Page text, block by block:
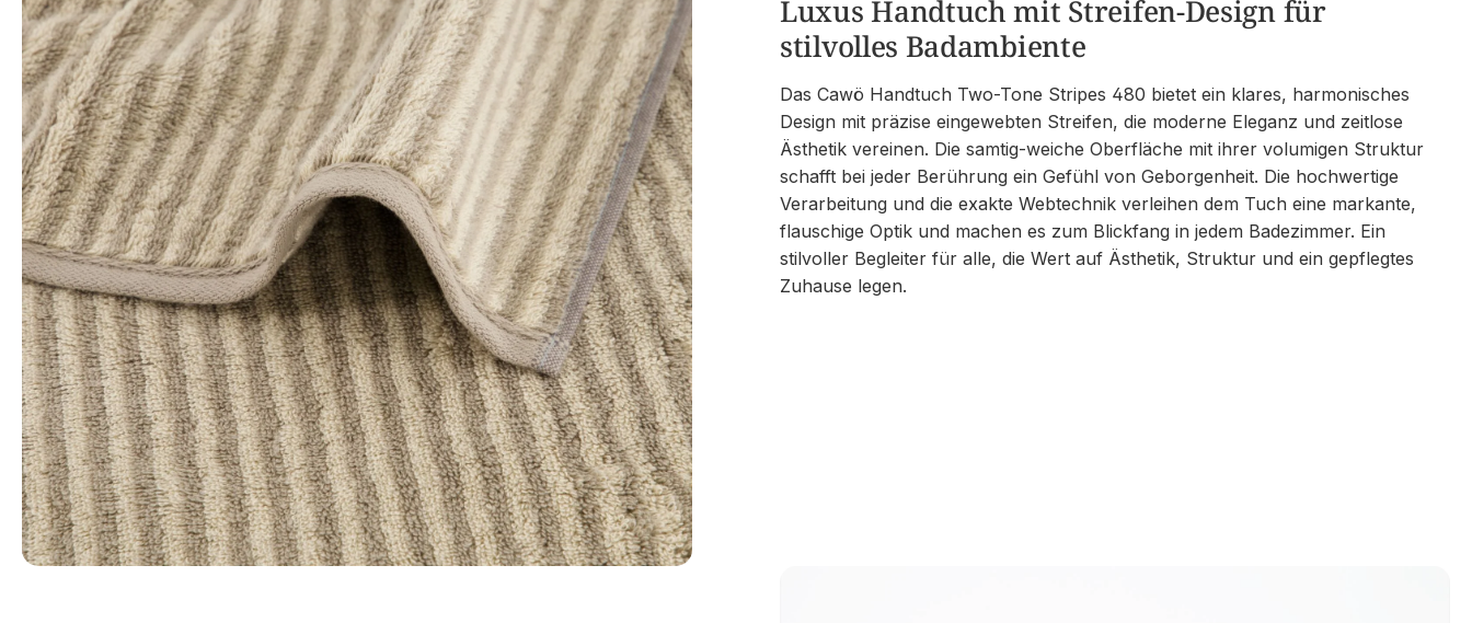
Luxus Handtuch mit Streifen-Design für
stilvolles Badambiente
Das Cawö Handtuch Two-Tone Stripes 480 bietet ein klares, harmonisches
Design mit präzise eingewebten Streifen, die moderne Eleganz und zeitlose
Ästhetik vereinen. Die samtig-weiche Oberfläche mit ihrer volumigen Struktur
schafft bei jeder Berührung ein Gefühl von Geborgenheit. Die hochwertige
Verarbeitung und die exakte Webtechnik verleihen dem Tuch eine markante,
flauschige Optik und machen es zum Blickfang in jedem Badezimmer. Ein
stilvoller Begleiter für alle, die Wert auf Ästhetik, Struktur und ein gepflegtes
Zuhause legen.